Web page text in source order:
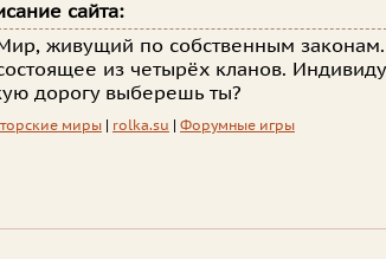
сайта:
живущий по собственным законам.
из четырёх кланов.
дорогу выберешь ты?
миры rolka.su Форумные игры